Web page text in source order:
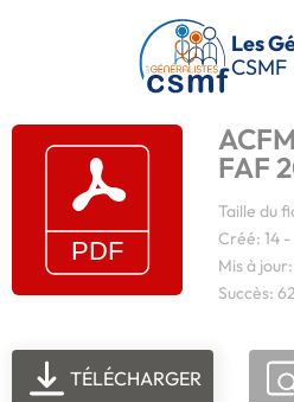
Passer au contenu principal
Les
CSMF
FAF
Taille du
Créé: 14
Mis à
Succès: 62
TÉLÉCHARGER